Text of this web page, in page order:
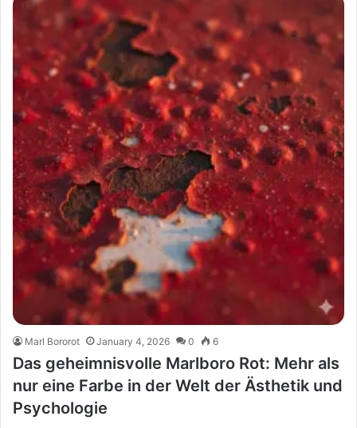
Marl Bororot January 4, 2026 0 6
Das geheimnisvolle Marlboro Rot: Mehr als
nur eine Farbe in der Welt der Ästhetik und
Psychologie